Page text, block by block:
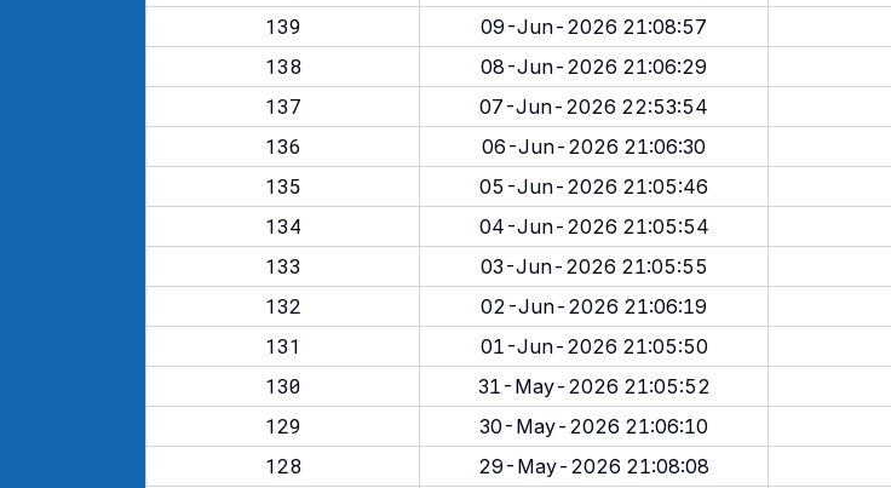
139
09-Jun-2026 21:08:57
138
08-Jun-2026 21:06:29
137
07-Jun-2026 22:53:54
136
06-Jun-2026 21:06:30
135
05-Jun-2026 21:05:46
134
04-Jun-2026 21:05:54
133
03-Jun-2026 21:05:55
132
02-Jun-2026 21:06:19
131
01-Jun-2026 21:05:50
130
31-May-2026 21:05:52
129
30-May-2026 21:06:10
128
29-May-2026 21:08:08